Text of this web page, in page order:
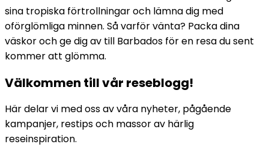
sina tropiska förtrollningar och lämna dig med
oförglömliga minnen. Så varför vänta? Packa dina
väskor och ge dig av till Barbados för en resa du sent
kommer att glömma.
Välkommen till vår reseblogg!
Här delar vi med oss av våra nyheter, pågående
kampanjer, restips och massor av härlig
reseinspiration.